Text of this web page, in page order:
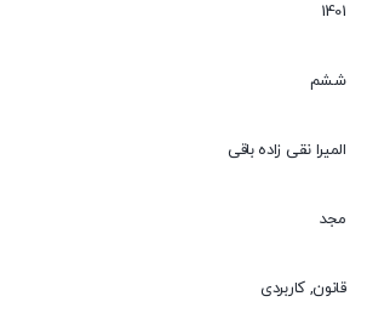
1401
ششم
المیرا نقی زاده باقی
مجد
قانون, کاربردی